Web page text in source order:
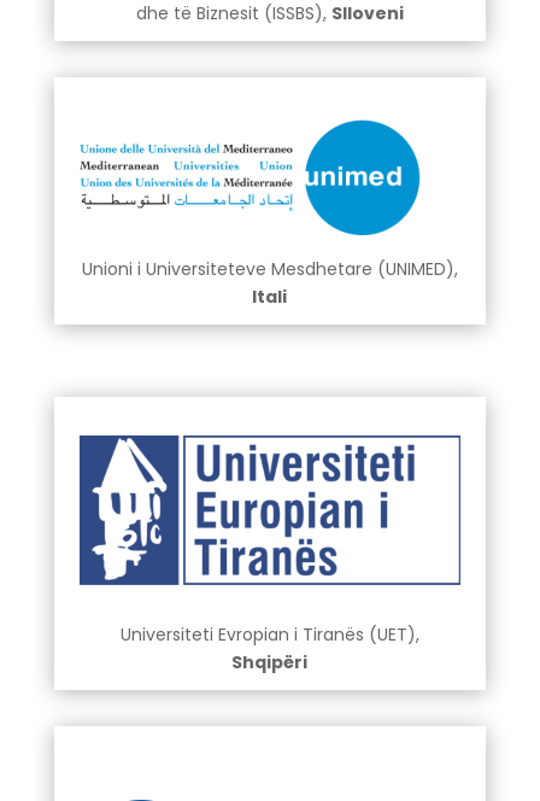
dhe të Biznesit (ISSBS), Slloveni
Unioni i Universiteteve Mesdhetare (UNIMED),
Itali
Universiteti Evropian i Tiranës (UET),
Shqipëri